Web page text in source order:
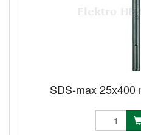
SDS-max 25x400